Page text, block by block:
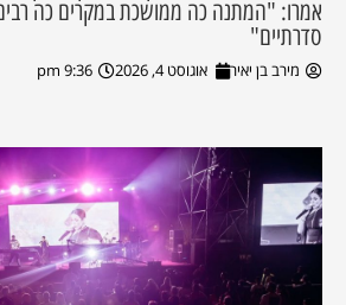
אמרו: "המתנה כה ממושכת במקרים כה
סדרתיים"
מירב בן יאיר אוגוסט 4, 2026 9:36 pm